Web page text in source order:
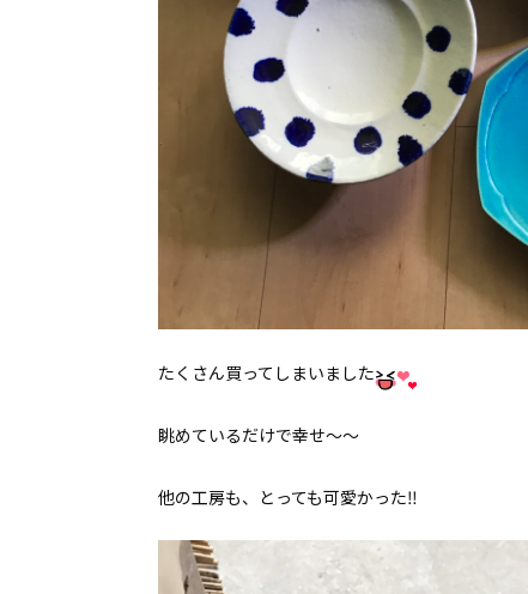
たくさん買ってしまいました
眺めているだけで幸せ〜〜
他の工房も、とっても可愛かった‼︎